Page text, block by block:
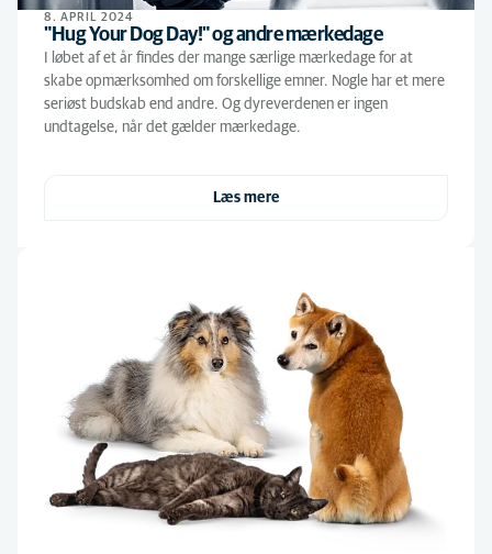
8. APRIL 2024
"Hug Your Dog Day!" og andre mærkedage
I løbet af et år findes der mange særlige mærkedage for at
skabe opmærksomhed om forskellige emner. Nogle har et mere
seriøst budskab end andre. Og dyreverdenen er ingen
undtagelse, når det gælder mærkedage.
Læs mere